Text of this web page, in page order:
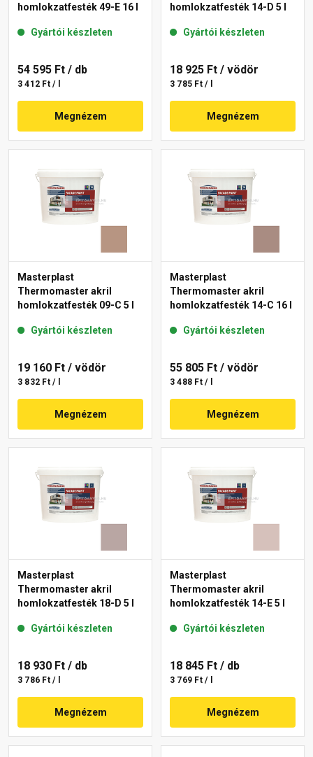
homlokzatfesték 49-E 16 l
Gyártói készleten
54 595 Ft / db
3 412 Ft / l
Megnézem
homlokzatfesték 14-D 5 l
Gyártói készleten
18 925 Ft / vödör
3 785 Ft / l
Megnézem
Masterplast
Thermomaster akril
homlokzatfesték 09-C 5 l
Gyártói készleten
19 160 Ft / vödör
3 832 Ft / l
Megnézem
Masterplast
Thermomaster akril
homlokzatfesték 14-C 16 l
Gyártói készleten
55 805 Ft / vödör
3 488 Ft / l
Megnézem
Masterplast
Thermomaster akril
homlokzatfesték 18-D 5 l
Gyártói készleten
18 930 Ft / db
3 786 Ft / l
Megnézem
Masterplast
Thermomaster akril
homlokzatfesték 14-E 5 l
Gyártói készleten
18 845 Ft / db
3 769 Ft / l
Megnézem